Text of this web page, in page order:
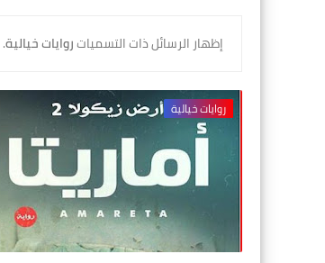
‏إظهار الرسائل ذات التسمياتروايات خيالية.
روايات خيالية